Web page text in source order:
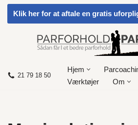
Spring
Klik her for at aftale en gratis
21 79 18 50
Hjem
Værktøjer
Om